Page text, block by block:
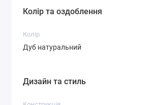
Колір та оздоблення
Колір
Дуб натуральний
Дизайн та стиль